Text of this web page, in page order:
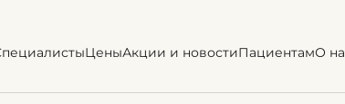
ЦеныАкции и новостиПациентамО